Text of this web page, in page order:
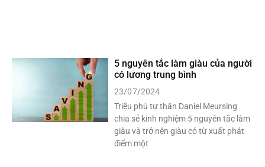
5 nguyên tắc làm giàu của người
có lương trung bình
23/07/2024
Triệu phú tự thân Daniel Meursing
chia sẻ kinh nghiệm 5 nguyên tắc làm
giàu và trở nên giàu có từ xuất phát
điểm một